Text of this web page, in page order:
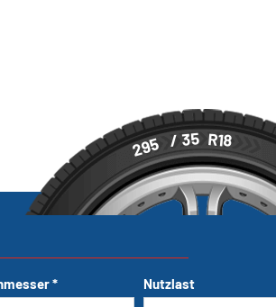
295 / 35 R18
* Nutzlast